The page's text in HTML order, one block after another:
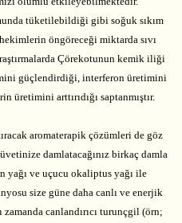
tüketilebildiği gibi soğuk sıkım
öngöreceği miktarda sıvı
Çörekotunun kemik iliği
güçlendirdiği, interferon üretimini
üretimini arttırıdığı saptanmıştır.
aromaterapik çözümleri de göz
damlatacağınız birkaç damla
yağı ve uçucu okaliptus yağı ile
size güne daha canlı ve enerjik
zamanda canlandırıcı turunçgil (örn;